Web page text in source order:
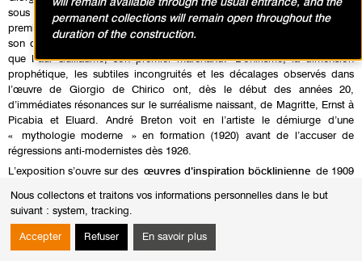
Nous collectons et traitons vos informations personnelles dans le but
suivant : system, tracking.
Accepter Refuser En savoir plus
sous le signe de la révélation, s’installe en 1911 à Paris. Il fascine en
premier lieu Guillaume Apollinaire qui, dès 1913, introduit l’artiste dans
son cercle – Picasso, Derain, Max Jacob, Braque, Picabia, etc. – ainsi
que Paul Guillaume, son premier marchand. L’onirisme, la dimension
prophétique, les subtiles incongruités et les décalages observés dans
l’œuvre de Giorgio de Chirico ont, dès le début des années 20,
d’immédiates résonances sur le surréalisme naissant, de Magritte, Ernst à
Picabia et Eluard. André Breton voit en l’artiste le démiurge d’une
« mythologie moderne » en formation (1920) avant de l’accuser de
régressions anti-modernistes dès 1926.
L’exposition s’ouvre sur des œuvres d’inspiration böcklinienne de 1909
Centaures), et lespremiers portraits et autoportraits(Portrait
d’Andrea, Figure métaphysique) attestant, dès son origine, que la
création de Giorgio de Chirico déplace la ligne d’un horizon avant tout
mental et onirique.
permanent collections will remain open throughout the
duration of the construction.